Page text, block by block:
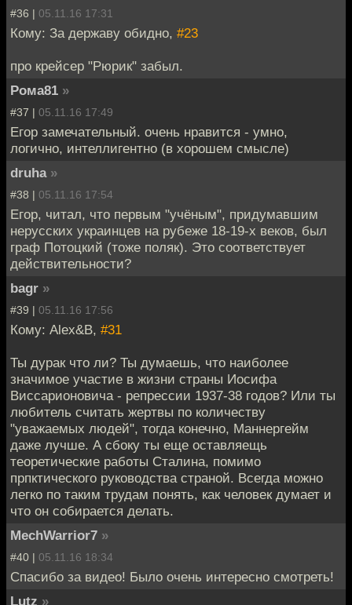
#36 | 05.11.16 17:31
Кому: За державу обидно, #23
про крейсер "Рюрик" забыл.
Рома81 »
#37 | 05.11.16 17:49
Егор замечательный. очень нравится - умно,
логично, интеллигентно (в хорошем смысле)
druha »
#38 | 05.11.16 17:54
Егор, читал, что первым "учёным", придумавшим
нерусских украинцев на рубеже 18-19-х веков, был
граф Потоцкий (тоже поляк). Это соответствует
действительности?
bagr »
#39 | 05.11.16 17:56
Кому: Alex&B, #31
Ты дурак что ли? Ты думаешь, что наиболее
значимое участие в жизни страны Иосифа
Виссарионовича - репрессии 1937-38 годов? Или ты
любитель считать жертвы по количеству
"уважаемых людей", тогда конечно, Маннергейм
даже лучше. А сбоку ты еще оставляещь
теоретические работы Сталина, помимо
прпктического руководства страной. Всегда можно
легко по таким трудам понять, как человек думает и
что он собирается делать.
MechWarrior7 »
#40 | 05.11.16 18:34
Спасибо за видео! Было очень интересно смотреть!
Lutz »